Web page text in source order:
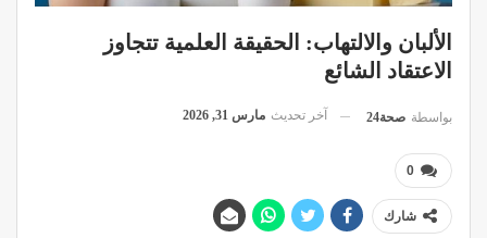
الألبان والالتهاب: الحقيقة العلمية تتجاوز
الاعتقاد الشائع
بواسطة صحة24 آخر تحديث مارس 31, 2026
0
شارك